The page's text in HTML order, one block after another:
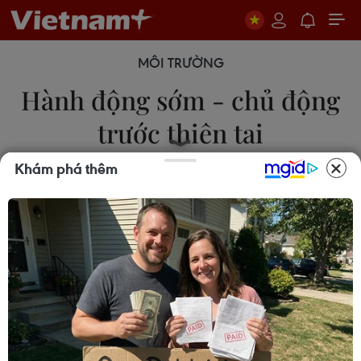
MÔI TRƯỜNG
Hành động sớm - chủ động
trước thiên tai
Từ ngày 15-22/5 hàng năm được Chính phủ lấy
làm Tuần lễ Quốc gia phòng, chống thiên tai, với
mục đích nâng cao nhận thức, trách nhiệm của
nhân dân trong công tác phòng, chống thiên tai.
Khám phá thêm